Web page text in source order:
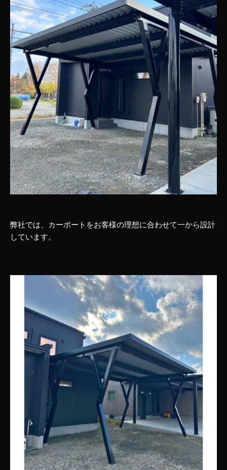
弊社では、カーポートをお客様の理想に合わせて一から設計
しています。